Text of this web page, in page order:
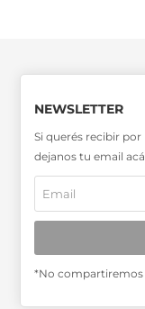
SABER
OTRAS
Miembro
ADEPA
NEWSLETTER
Si querés recibir
dejanos tu email
*No